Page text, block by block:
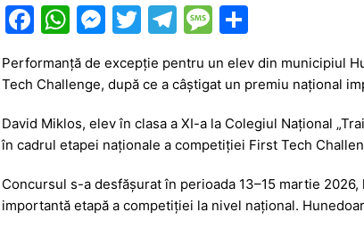
F
c
b
o
o
k
W
at
A
p
p
M
s
e
n
g
er
T
w
itt
T
e
gr
a
m
M
s
a
g
e
P
ar
ta
a
z
ă
Performanță de excepție pentru un elev din municipiul
Tech Challenge, după ce a câștigat un premiu național
David Miklos, elev în clasa a XI-a la Colegiul Național
în cadrul etapei naționale a competiției First Tech
Concursul s-a desfășurat în perioada 13–15 martie
importantă etapă a competiției la nivel național.